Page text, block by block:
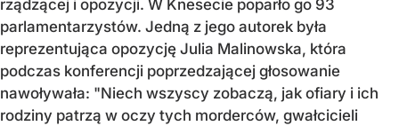
rządzącej i opozycji. W Knesecie poparło go 93
parlamentarzystów. Jedną z jego autorek była
reprezentująca opozycję Julia Malinowska, która
podczas konferencji poprzedzającej głosowanie
nawoływała: "Niech wszyscy zobaczą, jak ofiary i ich
rodziny patrzą w oczy tych morderców, gwałcicieli